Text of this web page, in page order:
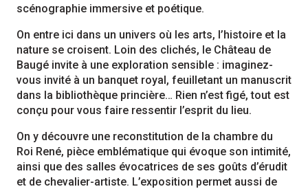
scénographie immersive et poétique.
On entre ici dans un univers où les arts, l’histoire et la
nature se croisent. Loin des clichés, le Château de
Baugé invite à une exploration sensible : imaginez-
vous invité à un banquet royal, feuilletant un manuscrit
dans la bibliothèque princière… Rien n’est figé, tout est
conçu pour vous faire ressentir l’esprit du lieu.
On y découvre une reconstitution de la chambre du
Roi René, pièce emblématique qui évoque son intimité,
ainsi que des salles évocatrices de ses goûts d’érudit
et de chevalier-artiste. L’exposition permet aussi de